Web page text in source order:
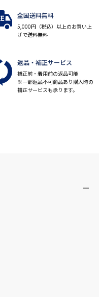
全国送料無料
5,000円（税込）以上のお買い上
げで送料無料
返品・補正サービス
補正前・着用前の返品可能
※一部返品不可商品あり購入時の
補正サービスも承ります。